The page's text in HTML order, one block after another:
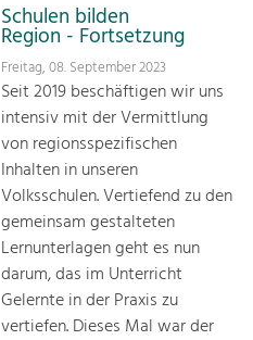
Schulen bilden
Region - Fortsetzung
Freitag, 08. September 2023
Seit 2019 beschäftigen wir uns
intensiv mit der Vermittlung
von regionsspezifischen
Inhalten in unseren
Volksschulen. Vertiefend zu den
gemeinsam gestalteten
Lernunterlagen geht es nun
darum, das im Unterricht
Gelernte in der Praxis zu
vertiefen. Dieses Mal war der